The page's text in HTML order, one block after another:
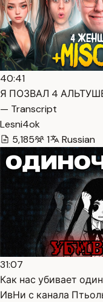
40:41
Я ПОЗВАЛ 4
— Transcript
Lesni4ok
5,185
1 Russian
31:07
Как нас убивает
ИвНи с канала